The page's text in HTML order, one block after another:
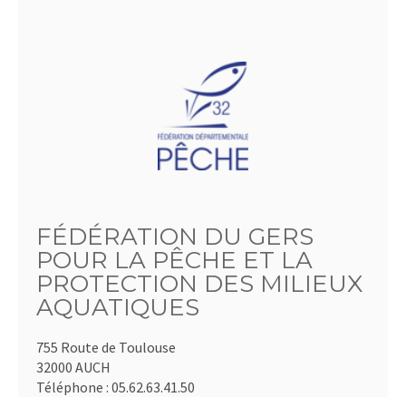
FÉDÉRATION DU GERS
POUR LA PÊCHE ET LA
PROTECTION DES MILIEUX
AQUATIQUES
755 Route de Toulouse
32000 AUCH
Téléphone : 05.62.63.41.50